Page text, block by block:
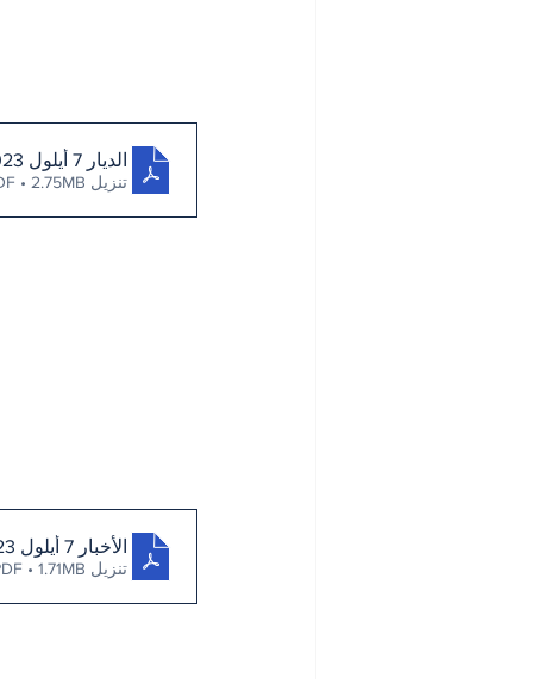
الديار 7 أيلول 2023
تنزيل PDF • 2.75MB
الأخبار 7 أيلول 2023
تنزيل PDF • 1.71MB